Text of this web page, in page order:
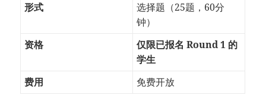
形式
选择题（25题，60分
钟）
资格
仅限已报名 Round 1 的
学生
费用
免费开放